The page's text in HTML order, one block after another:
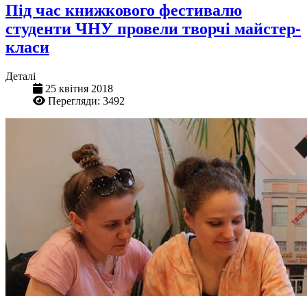
Під час книжкового фестивалю
студенти ЧНУ провели творчі майстер-
класи
Деталі
25 квітня 2018
Перегляди: 3492